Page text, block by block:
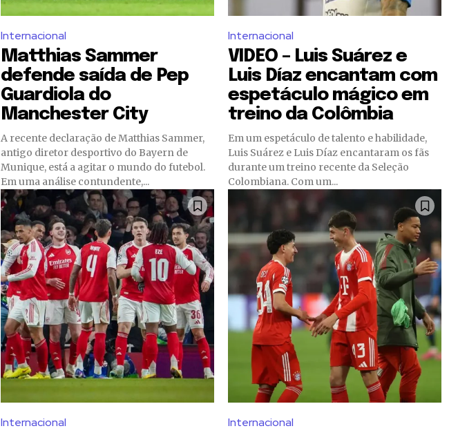
Internacional
Matthias Sammer
defende saída de Pep
Guardiola do
Manchester City
A recente declaração de Matthias Sammer,
antigo diretor desportivo do Bayern de
Munique, está a agitar o mundo do futebol.
Em uma análise contundente,...
Internacional
VIDEO – Luis Suárez e
Luis Díaz encantam com
espetáculo mágico em
treino da Colômbia
Em um espetáculo de talento e habilidade,
Luis Suárez e Luis Díaz encantaram os fãs
durante um treino recente da Seleção
Colombiana. Com um...
Internacional Internacional